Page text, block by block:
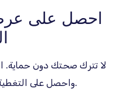
احصل على
لا تترك صحتك دون حماية.
واحصل على التغطية التي تحتاجها براحة أكبر.